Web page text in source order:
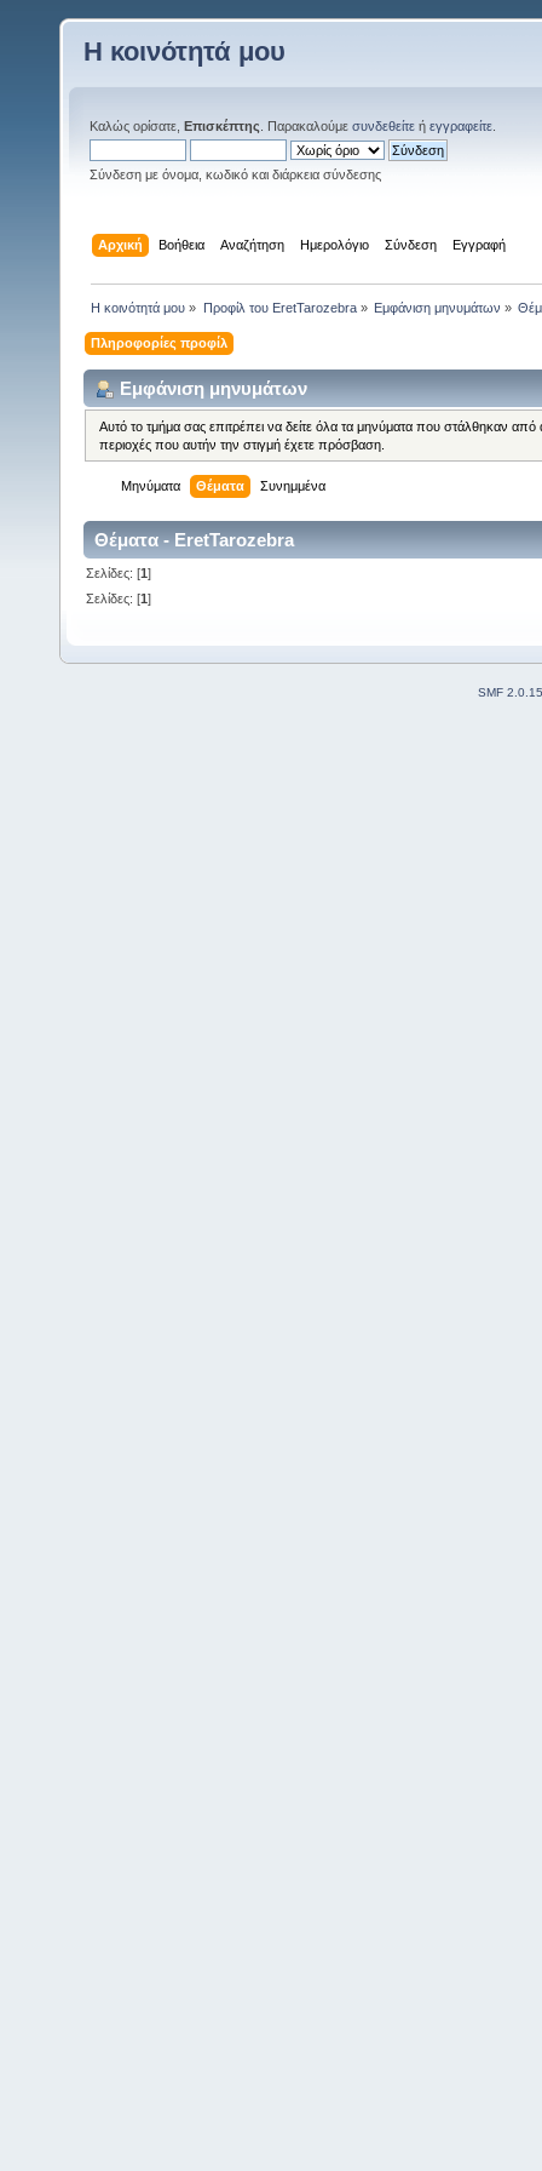
Η κοινότητά μου
Καλώς ορίσατε, Επισκέπτης . Παρακαλούμε συνδεθείτε ή εγγραφείτε
Σύνδεση με όνομα, κωδικό και διάρκεια σύνδεσης
Αρχική Βοήθεια Αναζήτηση Ημερολόγιο Σύνδεση Εγγραφή
Η κοινότητά μου » Προφίλ του EretTarozebra» Εμφάνιση μηνυμάτων »
Πληροφορίες προφίλ
Εμφάνιση μηνυμάτων
Αυτό το τμήμα σας επιτρέπει να δείτε όλα τα μηνύματα που στάλθηκαν
περιοχές που αυτήν την στιγμή έχετε πρόσβαση.
Μηνύματα Θέματα Συνημμένα
Θέματα - EretTarozebra
Σελίδες: [1]
Σελίδες: [1]
SMF 2.0.15